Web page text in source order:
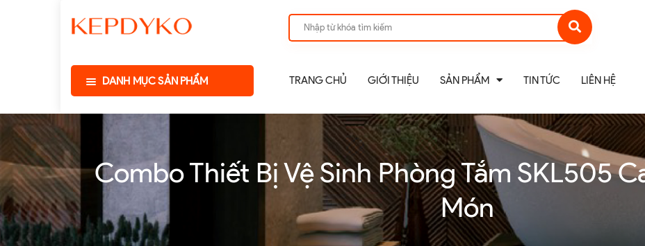
DANH MỤC SẢN PHẨM TRANG CHỦ GIỚI THIỆU SẢN PHẨM TIN TỨC LIÊN HỆ
Combo Thiết Bị Vệ Sinh Phòng Tắm SKL505
Món